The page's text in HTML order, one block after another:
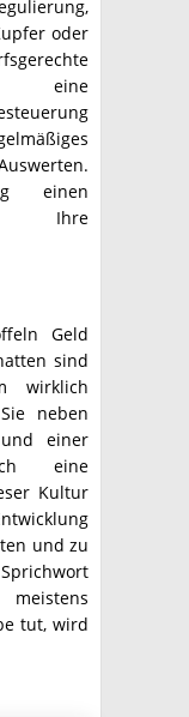
oder
eine
einen
Ihre
Geld
sind
wirklich
neben
einer
eine
Kultur
und zu
tut, wird